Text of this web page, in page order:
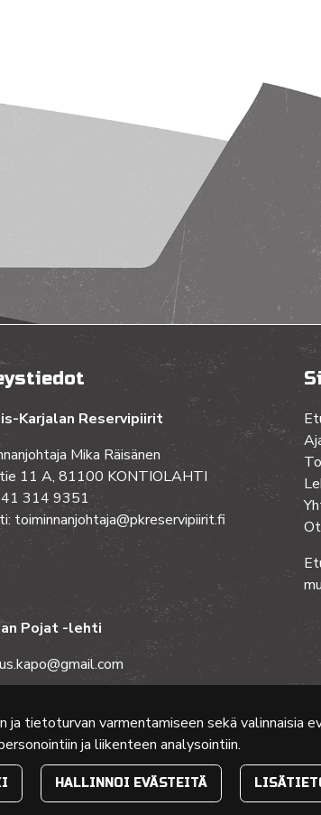
tietoturvan varmentamiseen sekä valinnaisia
ja liikenteen analysointiin.
HALLINNOI EVÄSTEITÄ
Karjalan Reservipiirit
Mika Räisänen
11 A, 81100 KONTIOLAHTI
314 9351
toiminnanjohtaja@pkreservipiirit.fi
Pojat -lehti